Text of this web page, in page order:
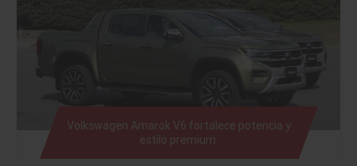
Volkswagen Amarok V6 fortalece potencia y
estilo premium.